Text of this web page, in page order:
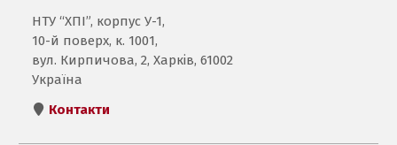
НТУ “ХПІ”, корпус У-1,
10-й поверх, к. 1001,
вул. Кирпичова, 2, Харків, 61002
Україна
Контакти